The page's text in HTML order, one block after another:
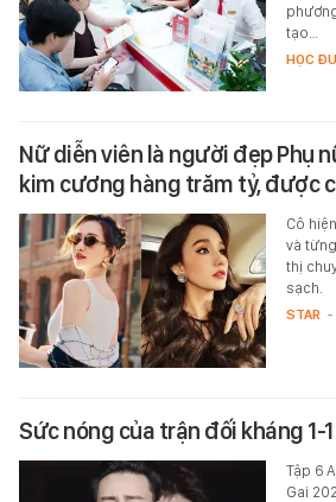
tạo…
HỌC
Nữ diễn viên là người đẹp Phụ
kim cương hàng trăm tỷ, được
Cô
và
thị
sạch.
STAR -
Sức nóng của trận đối kháng 1-1
Tập 6
Gai